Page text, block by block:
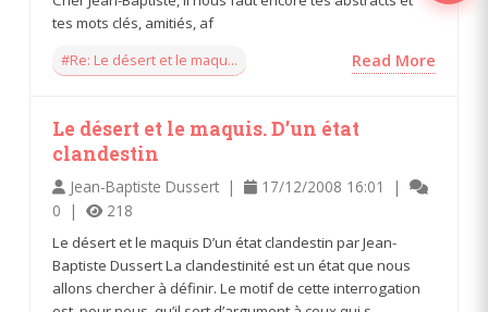
tes mots clés, amitiés, af
#Re: Le désert et le maqu...
Read More
Le désert et le maquis. D’un état
clandestin
Jean-Baptiste Dussert |
17/12/2008 16:01 |
0 |
218
Le désert et le maquis D’un état clandestin par Jean-
Baptiste Dussert La clandestinité est un état que nous
allons chercher à définir. Le motif de cette interrogation